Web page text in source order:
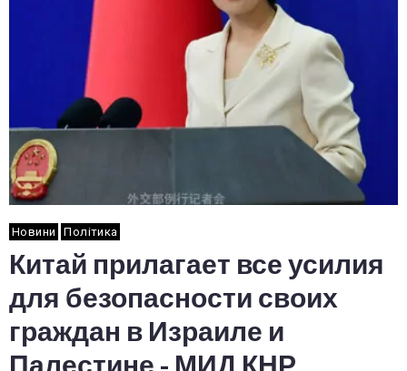
Новини Політика
Китай прилагает все усилия
для безопасности своих
граждан в Израиле и